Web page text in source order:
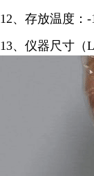
12、存放温度：
13、仪器尺寸（